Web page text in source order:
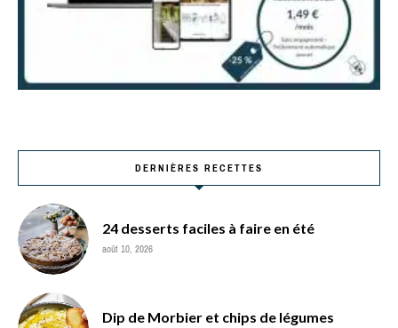
DERNIÈRES RECETTES
24 desserts faciles à faire en été
août 10, 2026
Dip de Morbier et chips de légumes